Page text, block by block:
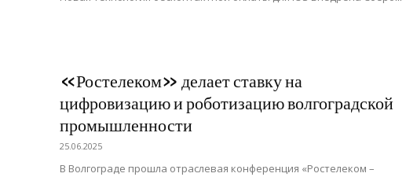
«Ростелеком» делает ставку на
цифровизацию и роботизацию волгоградской
промышленности
25.06.2025
В Волгограде прошла отраслевая конференция «Ростелеком –